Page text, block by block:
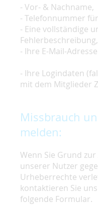
- Vor- & Nachname,
- Telefonnummer
- Eine vollständige
Fehlerbeschreibung,
- Ihre E-Mail-
- Ihre Logindaten
mit dem Mitglieder
Missbrauch
melden:
Wenn Sie Grund
unserer Nutzer
Urheberrechte
kontaktieren Sie
folgende Formular.